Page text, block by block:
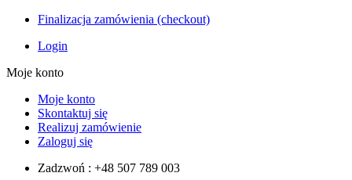
Finalizacja zamówienia (checkout)
Login
Moje konto
Moje konto
Skontaktuj się
Realizuj zamówienie
Zaloguj się
Zadzwoń : +48 507 789 003